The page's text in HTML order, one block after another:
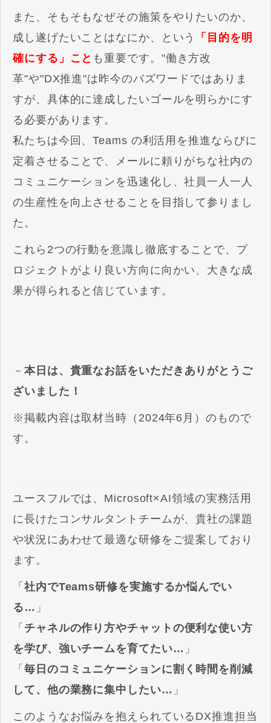
また、そもそもなぜその施策をやりたいのか、
成し遂げたいことはなにか、という
「目的を明
確にする」こと も重要です。"働き方改
革"や"DX推進"は昨今のバズワードではありま
すが、具体的に達成したいゴールを明らかにす
る必要があります。
私たちは今回、Teams の利活用を推進ならびに
定着させることで、メールに頼りがちな社内の
コミュニケーションを迅速化し、社員一人一人
の生産性を向上させることを目指して参りまし
た。
これら2つの行動を意識し徹底することで、プ
ロジェクトがより良い方向に向かい、大きな成
果が得られると信じています。
－ 本日は、貴重なお話をいただきありがとうご
ざいました！
※掲載内容は取材当時（2024年6月）のもので
す。
ユースフルでは、Microsoft×AI領域の実務活用
に長けたコンサルタントチームが、貴社の課題
や状況にあわせて最適な研修をご提案しており
ます。
「 社内でTeams研修を実施するか悩んでい
る… 」
「 チャネルの作り方やチャットの便利な使い方
を学び、強いチームを育てたい… 」
「 毎日のコミュニケーションに割く時間を削減
して、他の業務に集中したい… 」
このようなお悩みを抱えられているDX推進担当